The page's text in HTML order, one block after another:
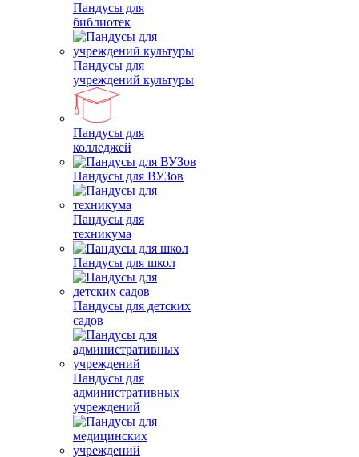
Пандусы для
библиотек
Пандусы для
учреждений культуры
Пандусы для
колледжей
Пандусы для ВУЗов
Пандусы для
техникума
Пандусы для школ
Пандусы для детских
садов
Пандусы для
административных
учреждений